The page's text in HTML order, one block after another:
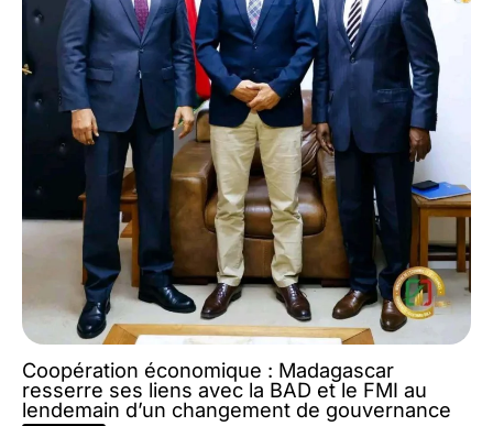
Coopération économique : Madagascar
resserre ses liens avec la BAD et le FMI au
lendemain d’un changement de gouvernance